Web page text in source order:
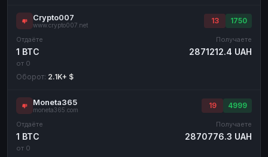
Crypto007
www.crypto007.net
13 1750
Отдаёте
1 BTC
от 0
Получаете
2871212.4 UAH
Оборот: 2.1K+ $
Moneta365
moneta365.com
19 4999
Отдаёте
1 BTC
от 0
Получаете
2870776.3 UAH